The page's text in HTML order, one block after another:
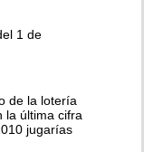
1 de
de la lotería
la última cifra
jugarías